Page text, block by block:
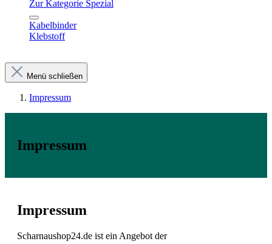
Zur Kategorie Spezial
Kabelbinder
Klebstoff
Menü schließen
Impressum
Impressum
Impressum
Scharnaushop24.de ist ein Angebot der